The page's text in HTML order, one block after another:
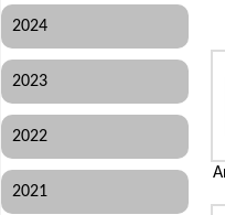
2024
2023
2022
2021